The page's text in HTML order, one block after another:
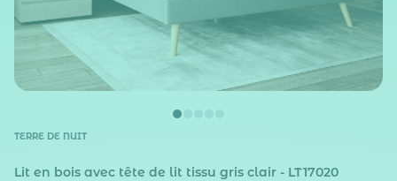
TERRE DE NUIT
Lit en bois avec tête de lit tissu gris clair - LT17020